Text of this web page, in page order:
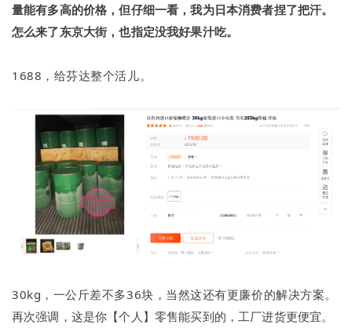
量能有多高的价格，但仔细一看，我为日本消费者捏了把汗。
怎么来了东京大街，也指定没我好果汁吃。
1688，给芬达整个活儿。
30kg，一公斤差不多36块，当然这还有更廉价的解决方案。
再次强调，这是你【个人】零售能买到的，工厂进货更便宜。